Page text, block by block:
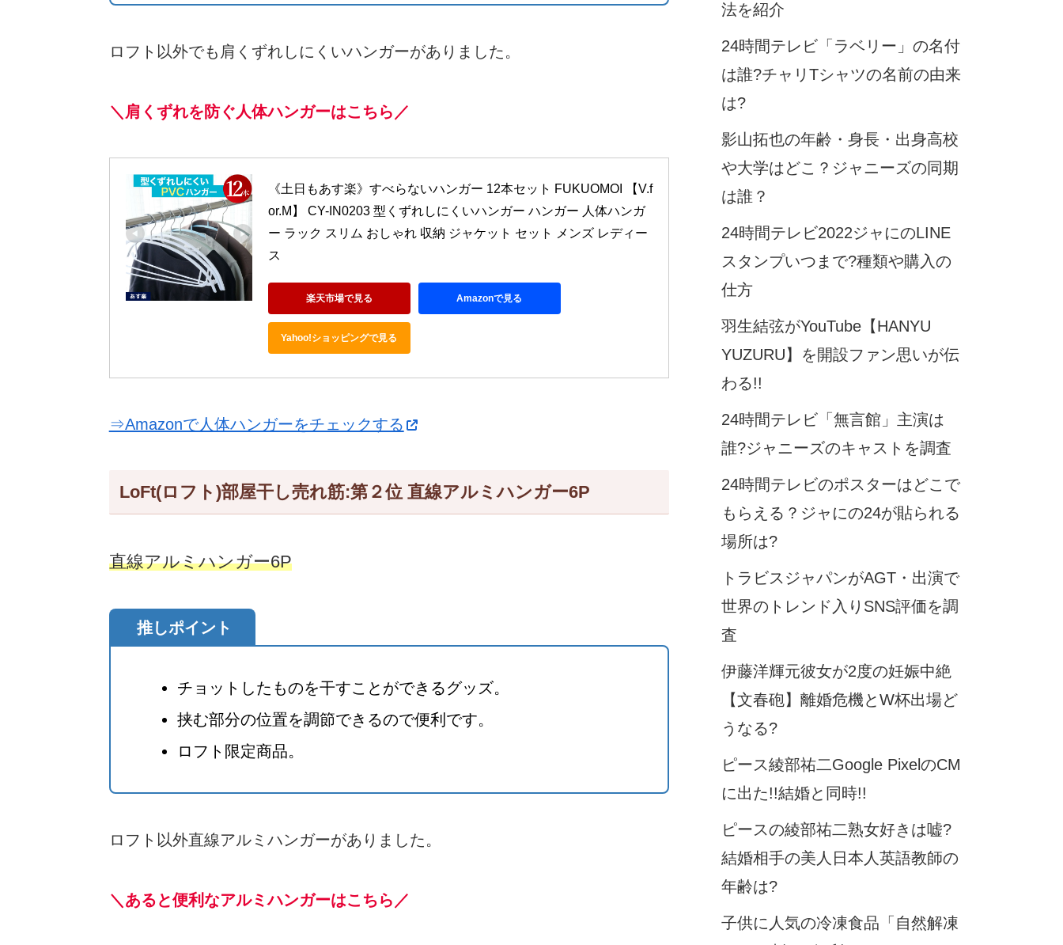
ロフト以外でも肩くずれしにくいハンガーがありました。
＼肩くずれを防ぐ人体ハンガーはこちら／
《土日もあす楽》すべらないハンガー 12本セット FUKUOMOI 【V.f
or.M】 CY-IN0203 型くずれしにくいハンガー ハンガー 人体ハンガ
ー ラック スリム おしゃれ 収納 ジャケット セット メンズ レディー
ス
楽天市場で見る Amazonで見る
Yahoo!ショッピングで見る
⇒Amazonで人体ハンガーをチェックする
LoFt(ロフト)部屋干し売れ筋:第２位 直線アルミハンガー6P
直線アルミハンガー6P
推しポイント
チョットしたものを干すことができるグッズ。
挟む部分の位置を調節できるので便利です。
ロフト限定商品。
ロフト以外直線アルミハンガーがありました。
＼あると便利なアルミハンガーはこちら／
法を紹介
24時間テレビ「ラベリー」の名付
は誰?チャリTシャツの名前の由来
は?
影山拓也の年齢・身長・出身高校
や大学はどこ？ジャニーズの同期
は誰？
24時間テレビ2022ジャにのLINE
スタンプいつまで?種類や購入の
仕方
羽生結弦がYouTube【HANYU
YUZURU】を開設ファン思いが伝
わる!!
24時間テレビ「無言館」主演は
誰?ジャニーズのキャストを調査
24時間テレビのポスターはどこで
もらえる？ジャにの24が貼られる
場所は?
トラビスジャパンがAGT・出演で
世界のトレンド入りSNS評価を調
査
伊藤洋輝元彼女が2度の妊娠中絶
【文春砲】離婚危機とW杯出場ど
うなる?
ピース綾部祐二Google PixelのCM
に出た!!結婚と同時!!
ピースの綾部祐二熟女好きは嘘?
結婚相手の美人日本人英語教師の
年齢は?
子供に人気の冷凍食品「自然解凍